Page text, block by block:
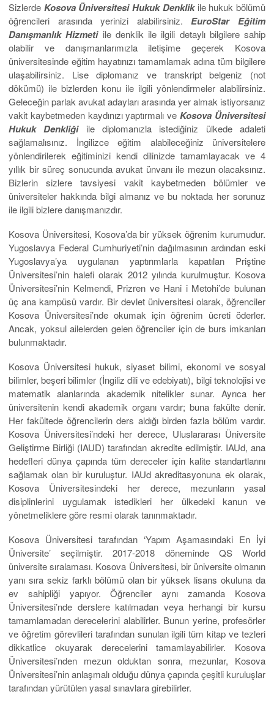
Sizlerde Kosova Üniversitesi Hukuk Denklikile hukuk bölümü
öğrencileri arasında yerinizi alabilirsiniz.EuroStar Eğitim
Danışmanlık Hizmeti ile denklik ile ilgili detaylı bilgilere sahip
olabilir ve danışmanlarımızla iletişime geçerek Kosova
üniversitesinde eğitim hayatınızı tamamlamak adına tüm bilgilere
ulaşabilirsiniz. Lise diplomanız ve transkript belgeniz (not
dökümü) ile bizlerden konu ile ilgili yönlendirmeler alabilirsiniz.
Geleceğin parlak avukat adayları arasında yer almak istiyorsanız
vakit kaybetmeden kaydınızı yaptırmalı veKosova Üniversitesi
Hukuk Denkliğiile diplomanızla istediğiniz ülkede adaleti
sağlamalısınız. İngilizce eğitim alabileceğiniz üniversitelere
yönlendirilerek eğitiminizi kendi dilinizde tamamlayacak ve 4
yıllık bir süreç sonucunda avukat ünvanı ile mezun olacaksınız.
Bizlerin sizlere tavsiyesi vakit kaybetmeden bölümler ve
üniversiteler hakkında bilgi almanız ve bu noktada her sorunuz
ile ilgili bizlere danışmanızdır.
Kosova Üniversitesi, Kosova’da bir yüksek öğrenim kurumudur.
Yugoslavya Federal Cumhuriyeti’nin dağılmasının ardından eski
Yugoslavya’ya uygulanan yaptırımlarla kapatılan Priştine
Üniversitesi’nin halefi olarak 2012 yılında kurulmuştur. Kosova
Üniversitesi’nin Kelmendi, Prizren ve Hani i Metohi’de bulunan
üç ana kampüsü vardır. Bir devlet üniversitesi olarak, öğrenciler
Kosova Üniversitesi’nde okumak için öğrenim ücreti öderler.
Ancak, yoksul ailelerden gelen öğrenciler için de burs imkanları
bulunmaktadır.
Kosova Üniversitesi hukuk, siyaset bilimi, ekonomi ve sosyal
bilimler, beşeri bilimler (İngiliz dili ve edebiyatı), bilgi teknolojisi ve
matematik alanlarında akademik nitelikler sunar. Ayrıca her
üniversitenin kendi akademik organı vardır; buna fakülte denir.
Her fakültede öğrencilerin ders aldığı birden fazla bölüm vardır.
Kosova Üniversitesi’ndeki her derece, Uluslararası Üniversite
Geliştirme Birliği (IAUD) tarafından akredite edilmiştir. IAUd, ana
hedefleri dünya çapında tüm dereceler için kalite standartlarını
sağlamak olan bir kuruluştur. IAUd akreditasyonuna ek olarak,
Kosova Üniversitesindeki her derece, mezunların yasal
disiplinlerini uygulamak istedikleri her ülkedeki kanun ve
yönetmeliklere göre resmi olarak tanınmaktadır.
Kosova Üniversitesi tarafından ‘Yapım Aşamasındaki En İyi
Üniversite’ seçilmiştir. 2017-2018 döneminde QS World
üniversite sıralaması. Kosova Üniversitesi, bir üniversite olmanın
yanı sıra sekiz farklı bölümü olan bir yüksek lisans okuluna da
ev sahipliği yapıyor. Öğrenciler aynı zamanda Kosova
Üniversitesi’nde derslere katılmadan veya herhangi bir kursu
tamamlamadan derecelerini alabilirler. Bunun yerine, profesörler
ve öğretim görevlileri tarafından sunulan ilgili tüm kitap ve tezleri
dikkatlice okuyarak derecelerini tamamlayabilirler. Kosova
Üniversitesi’nden mezun olduktan sonra, mezunlar, Kosova
Üniversitesi’nin anlaşmalı olduğu dünya çapında çeşitli kuruluşlar
tarafından yürütülen yasal sınavlara girebilirler.